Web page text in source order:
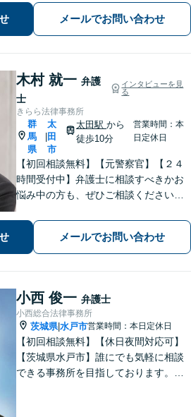
もご相談ください。
メールでお問い合わせ
木村 就一 弁護
士
インタビューを見
る
きらら法律事務所
群
馬
県
太
田
市
太田駅 から
徒歩10分
営業時間：本
日定休日
【初回相談無料】【元警察官】【２４
時間受付中】弁護士に相談すべきかお
悩み中の方も、ぜひご相談ください
法務など】ご相談者さまに寄り添い、
きめ細やかな対応で、スピーディーに
最良の解決を目指します【土日・夜間
相談可能】。
メールでお問い合わせ
小西 俊一 弁護士
小西総合法律事務所
茨城県|水戸市営業時間：本日定休日
【初回相談無料】【休日夜間対応可】
【茨城県水戸市】誰にでも気軽に相談
できる事務所を目指しております。依